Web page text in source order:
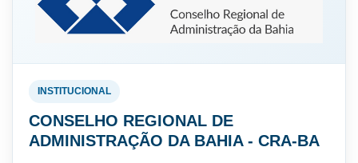
INSTITUCIONAL
CONSELHO REGIONAL DE
ADMINISTRAÇÃO DA BAHIA - CRA-BA